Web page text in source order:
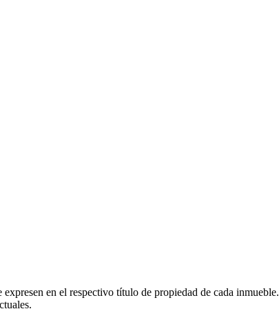
en el respectivo título de propiedad de cada